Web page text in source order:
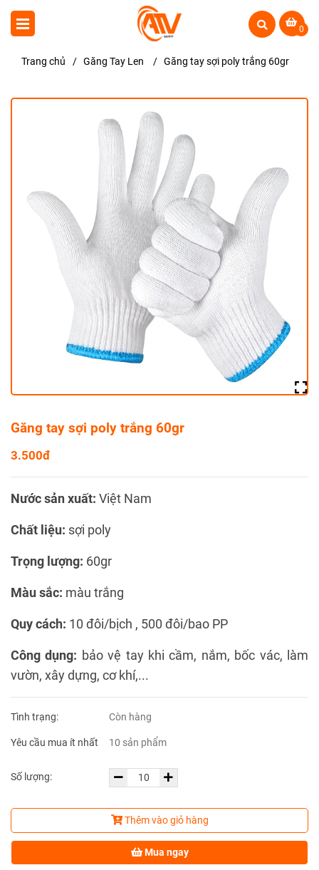
0
Trang chủ / Găng Tay Len / Găng tay sợi poly trắng 60gr
Găng tay sợi poly trắng 60gr
3.500đ
Nước sản xuất: Việt Nam
Chất liệu: sợi poly
Trọng lượng: 60gr
Màu sắc: màu trắng
Quy cách: 10 đôi/bịch , 500 đôi/bao PP
Công dụng: bảo vệ tay khi cầm, nắm, bốc vác, làm
vườn, xây dựng, cơ khí,...
Tình trạng: Còn hàng
Yêu cầu mua ít nhất 10 sản phẩm
Số lượng:
Thêm vào giỏ hàng
Mua ngay